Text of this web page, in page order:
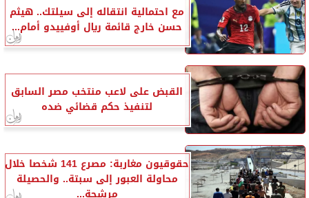
مع احتمالية انتقاله إلى سيلتك.. هيثم
حسن خارج قائمة ريال أوفييدو أمام...
القبض على لاعب منتخب مصر السابق
لتنفيذ حكم قضائي ضده
حقوقيون مغاربة: مصرع 141 شخصا خلال
محاولة العبور إلى سبتة.. والحصيلة
مرشحة...